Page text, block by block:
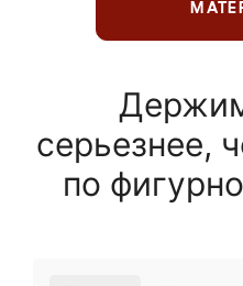
серьезнее,
по